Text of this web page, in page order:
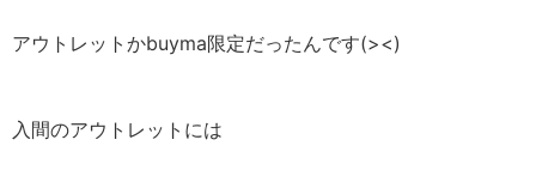
アウトレットかbuyma限定だったんです(><)
入間のアウトレットには